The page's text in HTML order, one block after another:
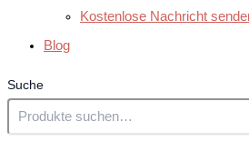
Kostenlose Nachricht
Blog
Suche